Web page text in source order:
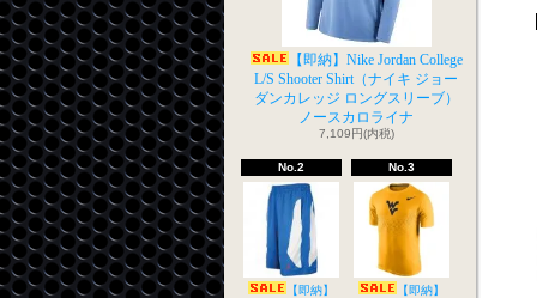
【即納】Nike Jordan College
L/S Shooter Shirt（ナイキ ジョー
ダンカレッジ ロングスリーブ）
ノースカロライナ
7,109円(内税)
No.2
【即納】
No.3
【即納】